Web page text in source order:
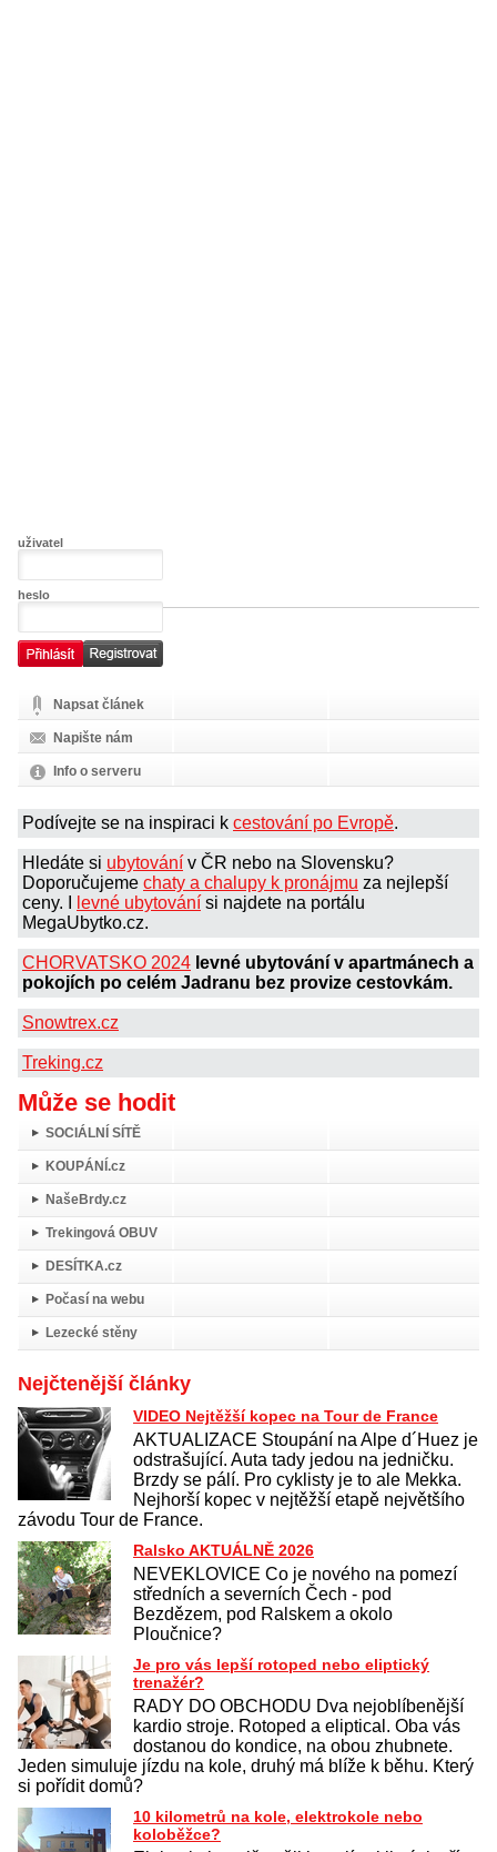
uživatel
heslo
Napsat článek
Napište nám
Info o serveru
Podívejte se na inspiraci k cestování po Evropě.
Hledáte si ubytování v ČR nebo na Slovensku?
Doporučujeme chaty a chalupy k pronájmu za nejlepší
ceny. I
levné ubytování si najdete na portálu
MegaUbytko.cz.
CHORVATSKO 2024 levné ubytování v apartmánech a
pokojích po celém Jadranu bez provize cestovkám.
Snowtrex.cz
Treking.cz
Může se hodit
SOCIÁLNÍ SÍTĚ
KOUPÁNÍ.cz
NašeBrdy.cz
Trekingová OBUV
DESÍTKA.cz
Počasí na webu
Lezecké stěny
Nejčtenější články
VIDEO Nejtěžší kopec na Tour de France
AKTUALIZACE Stoupání na Alpe d´Huez je
odstrašující. Auta tady jedou na jedničku.
Brzdy se pálí. Pro cyklisty je to ale Mekka.
Nejhorší kopec v nejtěžší etapě největšího
závodu Tour de France.
Ralsko AKTUÁLNĚ 2026
NEVEKLOVICE Co je nového na pomezí
středních a severních Čech - pod
Bezdězem, pod Ralskem a okolo
Ploučnice?
Je pro vás lepší rotoped nebo eliptický
trenažér?
RADY DO OBCHODU Dva nejoblíbenější
kardio stroje. Rotoped a eliptical. Oba vás
dostanou do kondice, na obou zhubnete.
Jeden simuluje jízdu na kole, druhý má blíže k běhu. Který
si pořídit domů?
10 kilometrů na kole, elektrokole nebo
koloběžce?